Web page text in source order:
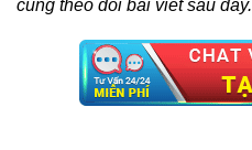
cùng theo dõi bài viết sau đây.